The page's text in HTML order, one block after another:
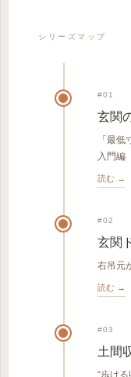
シリーズマップ
#01
玄関
「最
入門編
読む →
#02
玄関
右吊元
読む →
#03
土間